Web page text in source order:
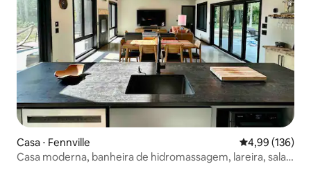
Casa ⋅ Fennville 4,99 de uma
4,99 (136)
Casa moderna, banheira de hidromassagem, lareira, sala